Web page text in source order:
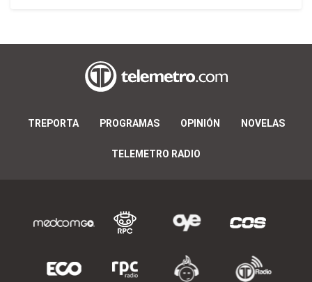
TREPORTA PROGRAMAS OPINIÓN NOVELAS
TELEMETRO RADIO